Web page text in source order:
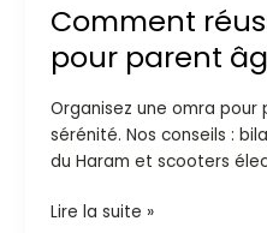
Comment
pour parent
Organisez une omra
sérénité. Nos conseils :
du Haram et scooters
votre
pour
parent
âgé
en
?Lire la suite »